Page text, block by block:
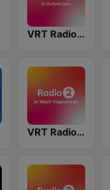
VRT Radio 2 Antwerpen
VRT Radio 2 West-Vlaanderen